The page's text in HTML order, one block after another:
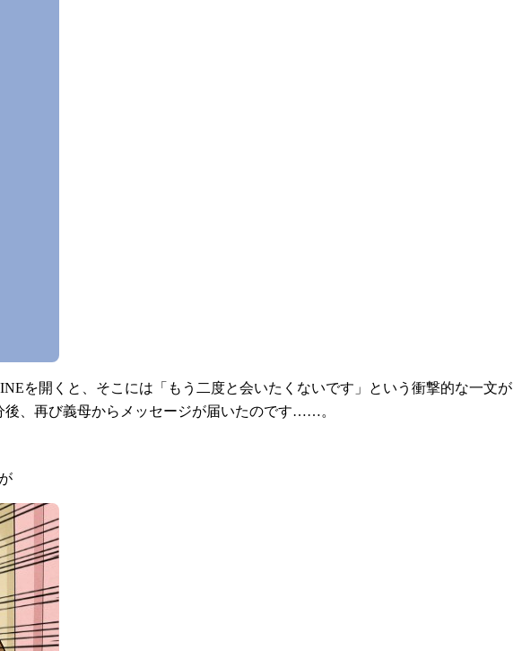
を開くと、そこには「もう二度と会いたくないです」という衝撃的な一文が
、再び義母からメッセージが届いたのです……。